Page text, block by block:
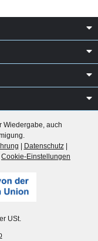
Wiedergabe, auch
Datenschutz|
Cookie-Einstellungen
USt.